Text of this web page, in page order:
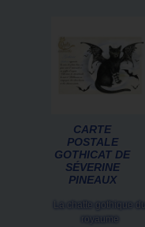
CARTE
POSTALE
GOTHICAT DE
SÉVERINE
PINEAUX
La chatte gothique du
royaume